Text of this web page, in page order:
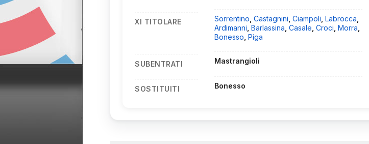
XI TITOLARE Sorrentino ,Castagnini ,Ciampoli ,Labrocca
Ardimanni ,Barlassina ,Casale ,Croci ,Morra
Bonesso ,Piga
SUBENTRATI Mastrangioli
SOSTITUITI Bonesso